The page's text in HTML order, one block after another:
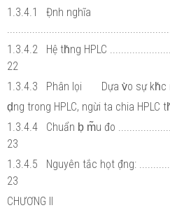
1.3.4.1 Đ̣nh nghĩa
1.3.4.2 Hệ th́ng HPLC
22
1.3.4.3 Phân lọi Dựa v̀o sự kh́c
ḍng trong HPLC, ngừi ta chia HPLC
1.3.4.4 Chuẩn ḅ m̃u đo
23
1.3.4.5 Nguyên tắc họt đ̣ng:
23
CHƯƠNG II